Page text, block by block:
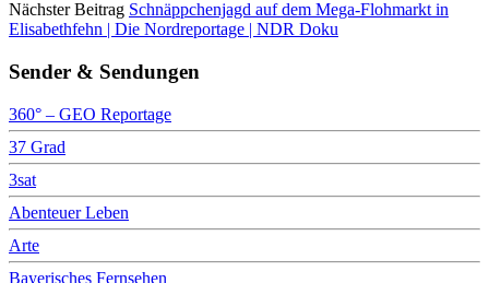
Nächster Beitrag Schnäppchenjagd auf dem Mega-Flohmarkt in
Elisabethfehn | Die Nordreportage | NDR Doku
Sender & Sendungen
360° – GEO Reportage
37 Grad
3sat
Abenteuer Leben
Arte
Bayerisches Fernsehen